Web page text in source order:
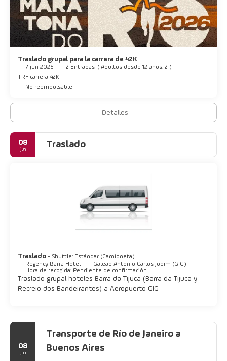
Traslado grupal para la carrera de 42K
7 jun 2026 2 Entradas ( Adultos desde 12 años: 2 )
TRF carrera 42K
No reembolsable
Detalles
08
jun Traslado
Traslado - Shuttle: Estándar (Camioneta)
Regency Barra Hotel
Galeao Antonio Carlos Jobim (GIG)
Hora de recogida: Pendiente de confirmación
Traslado grupal hoteles Barra da Tijuca (Barra da Tijuca y
Recreio dos Bandeirantes) a Aeropuerto GIG
08
jun
Transporte de Río de Janeiro a
Buenos Aires